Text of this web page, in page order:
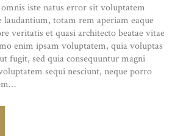
iste natus error sit voluptatem
laudantium, totam rem aperiam eaque
veritatis et quasi architecto beatae vitae
enim ipsam voluptatem, quia voluptas
fugit, sed quia consequuntur magni
sequi nesciunt, neque porro